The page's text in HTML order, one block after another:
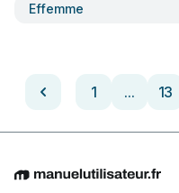
Effemme
1 ... 13